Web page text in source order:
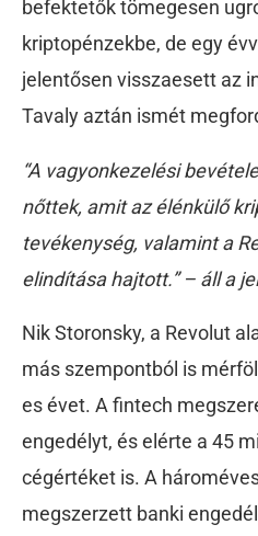
befektetők tömegesen
kriptopénzekbe, de egy
jelentősen visszaesett az
Tavaly aztán ismét
“A vagyonkezelési
nőttek, amit az élénkülő
tevékenység, valamint a
elindítása hajtott.” – áll a
Nik Storonsky, a Revolut
más szempontból is
es évet. A fintech
engedélyt, és elérte a 45
cégértéket is. A
megszerzett banki